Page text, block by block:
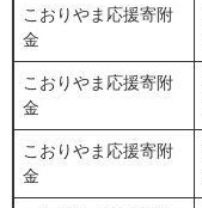
こおりやま応援寄附
金
こおりやま応援寄附
金
こおりやま応援寄附
金